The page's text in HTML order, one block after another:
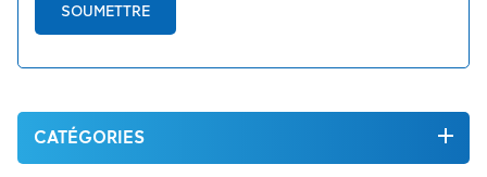
SOUMETTRE
CATÉGORIES